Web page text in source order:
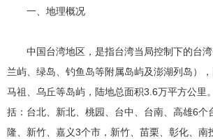
一、地理概况
中国台湾地区，是指台湾当局控制下的台湾
兰屿、绿岛、钓鱼岛等附属岛屿及澎湖列岛），
马祖、乌丘等岛屿，陆地总面积3.6万平方公里
括：台北、新北、桃园、台中、台南、高雄6个
隆、新竹、嘉义3个市，新竹、苗栗、彰化、南